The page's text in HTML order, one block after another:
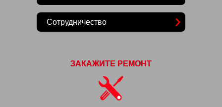
Сотрудничество
ЗАКАЖИТЕ РЕМОНТ